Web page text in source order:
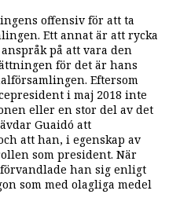
offensiv för att ta
Ett annat är att rycka
på att vara den
för det är hans
Eftersom
i maj 2018 inte
eller en stor del av det
Guaidó att
att han, i egenskap av
som president. När
han sig enligt
som med olagliga medel